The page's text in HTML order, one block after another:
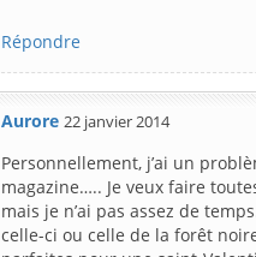
Répondre
Aurore 22 janvier 2014
Personnellement, j’ai un
magazine….. Je veux faire
mais je n’ai pas assez de
celle-ci ou celle de la forêt